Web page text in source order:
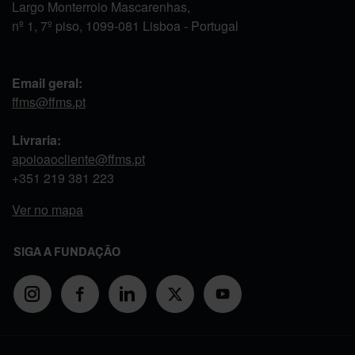
Largo Monterroio Mascarenhas,
nº 1, 7º piso, 1099-081 Lisboa - Portugal
Email geral:
ffms@ffms.pt
Livraria:
apoioaocliente@ffms.pt
+351 219 381 223
Ver no mapa
SIGA A FUNDAÇÃO